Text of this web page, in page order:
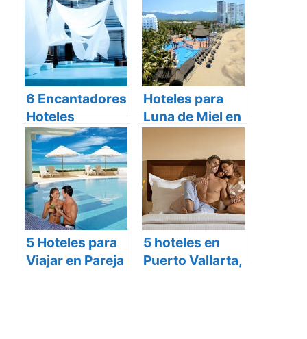
6 Encantadores
Hoteles
Boutique en
Playa del
Carmen
Hoteles para
Luna de Miel en
Puerto Vallarta
5 Hoteles para
Viajar en Pareja
5 hoteles en
Puerto Vallarta,